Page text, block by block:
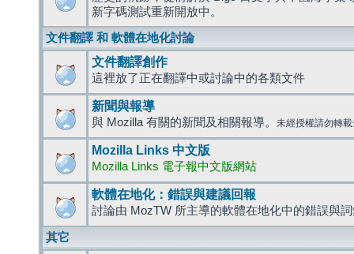
新字碼測試重新開放中。
文件翻譯 和 軟體在地化討論
文件翻譯創作
這裡放了正在翻譯中或討論中的各類文件
新聞與報導
與 Mozilla 有關的新聞及相關報導。 未經授權請勿轉
Mozilla Links 中文版
Mozilla Links 電子報中文版網站
軟體在地化：錯誤與建議回報
討論由 MozTW 所主導的軟體在地化中的錯誤與
其它